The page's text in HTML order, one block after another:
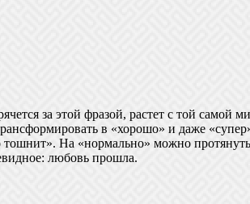
за этой фразой, растет с той самой
в «хорошо» и даже
тошнит». На «нормально» можно
любовь прошла.